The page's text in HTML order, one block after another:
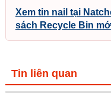
Xem tin nail tại
sách Recycle Bin
Tin liên quan